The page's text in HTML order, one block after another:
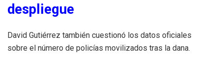
despliegue
David Gutiérrez también cuestionó los datos oficiales
sobre el número de policías movilizados tras la dana.